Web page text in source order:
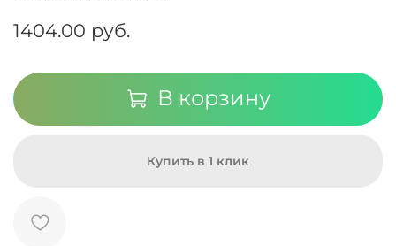
1404.00 руб.
В корзину
Купить в 1 клик